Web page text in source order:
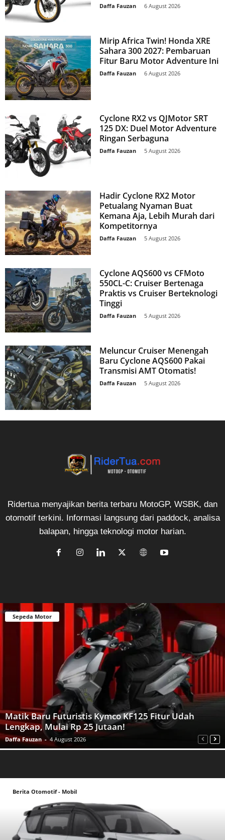
Daffa Fauzan 6 August 2026
Mirip Africa Twin! Honda XRE
Sahara 300 2027: Pembaruan
Fitur Baru Motor Adventure Ini
Daffa Fauzan 6 August 2026
Cyclone RX2 vs QJMotor SRT
125 DX: Duel Motor Adventure
Ringan Serbaguna
Daffa Fauzan 5 August 2026
Hadir Cyclone RX2 Motor
Petualang Nyaman Buat
Kemana Aja, Lebih Murah dari
Kompetitornya
Daffa Fauzan 5 August 2026
Cyclone AQS600 vs CFMoto
550CL-C: Cruiser Bertenaga
Praktis vs Cruiser Berteknologi
Tinggi
Daffa Fauzan 5 August 2026
Meluncur Cruiser Menengah
Baru Cyclone AQS600 Pakai
Transmisi AMT Otomatis!
Daffa Fauzan 5 August 2026
Ridertua menyajikan berita terbaru MotoGP, WSBK, dan
otomotif terkini. Informasi langsung dari paddock, analisa
balapan, hingga teknologi motor harian.
Sepeda Motor
Matik Baru Futuristis Kymco KF125 Fitur Udah
Lengkap, Mulai Rp 25 Jutaan!
Daffa Fauzan - 4 August 2026
Berita Otomotif - Mobil